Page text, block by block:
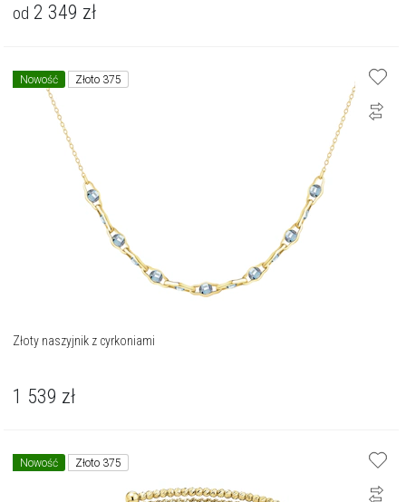
od 2 349 zł
Nowość Złoto 375
Złoty naszyjnik z cyrkoniami
1 539 zł
Nowość Złoto 375